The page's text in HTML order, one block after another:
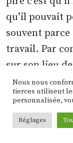
qu’il pouvait
souvent parce
travail. Par
sur son lieu
d’une
anniversaire.
incident a
Nous nous
tierces utilisent
personnalisée,
Réglages